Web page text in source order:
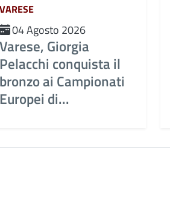
VARESE
04 Agosto 2026
Varese, Giorgia
Pelacchi conquista il
bronzo ai Campionati
Europei di...